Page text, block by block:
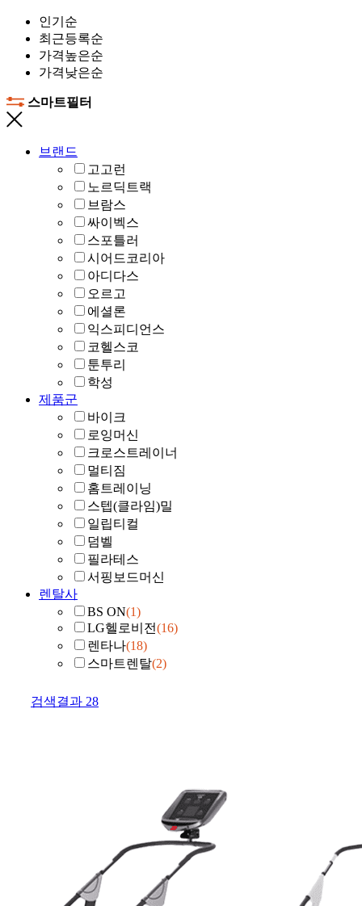
인기순
최근등록순
가격높은순
가격낮은순
스마트필터
브랜드
고고런
노르딕트랙
브람스
싸이벡스
스포틀러
시어드코리아
아디다스
오르고
에셜론
익스피디언스
코헬스코
툰투리
학성
제품군
바이크
로잉머신
크로스트레이너
멀티짐
홈트레이닝
스텝(클라임)밀
일립티컬
덤벨
필라테스
서핑보드머신
렌탈사
BS ON(1)
LG헬로비전(16)
렌타나(18)
스마트렌탈(2)
검색결과 28